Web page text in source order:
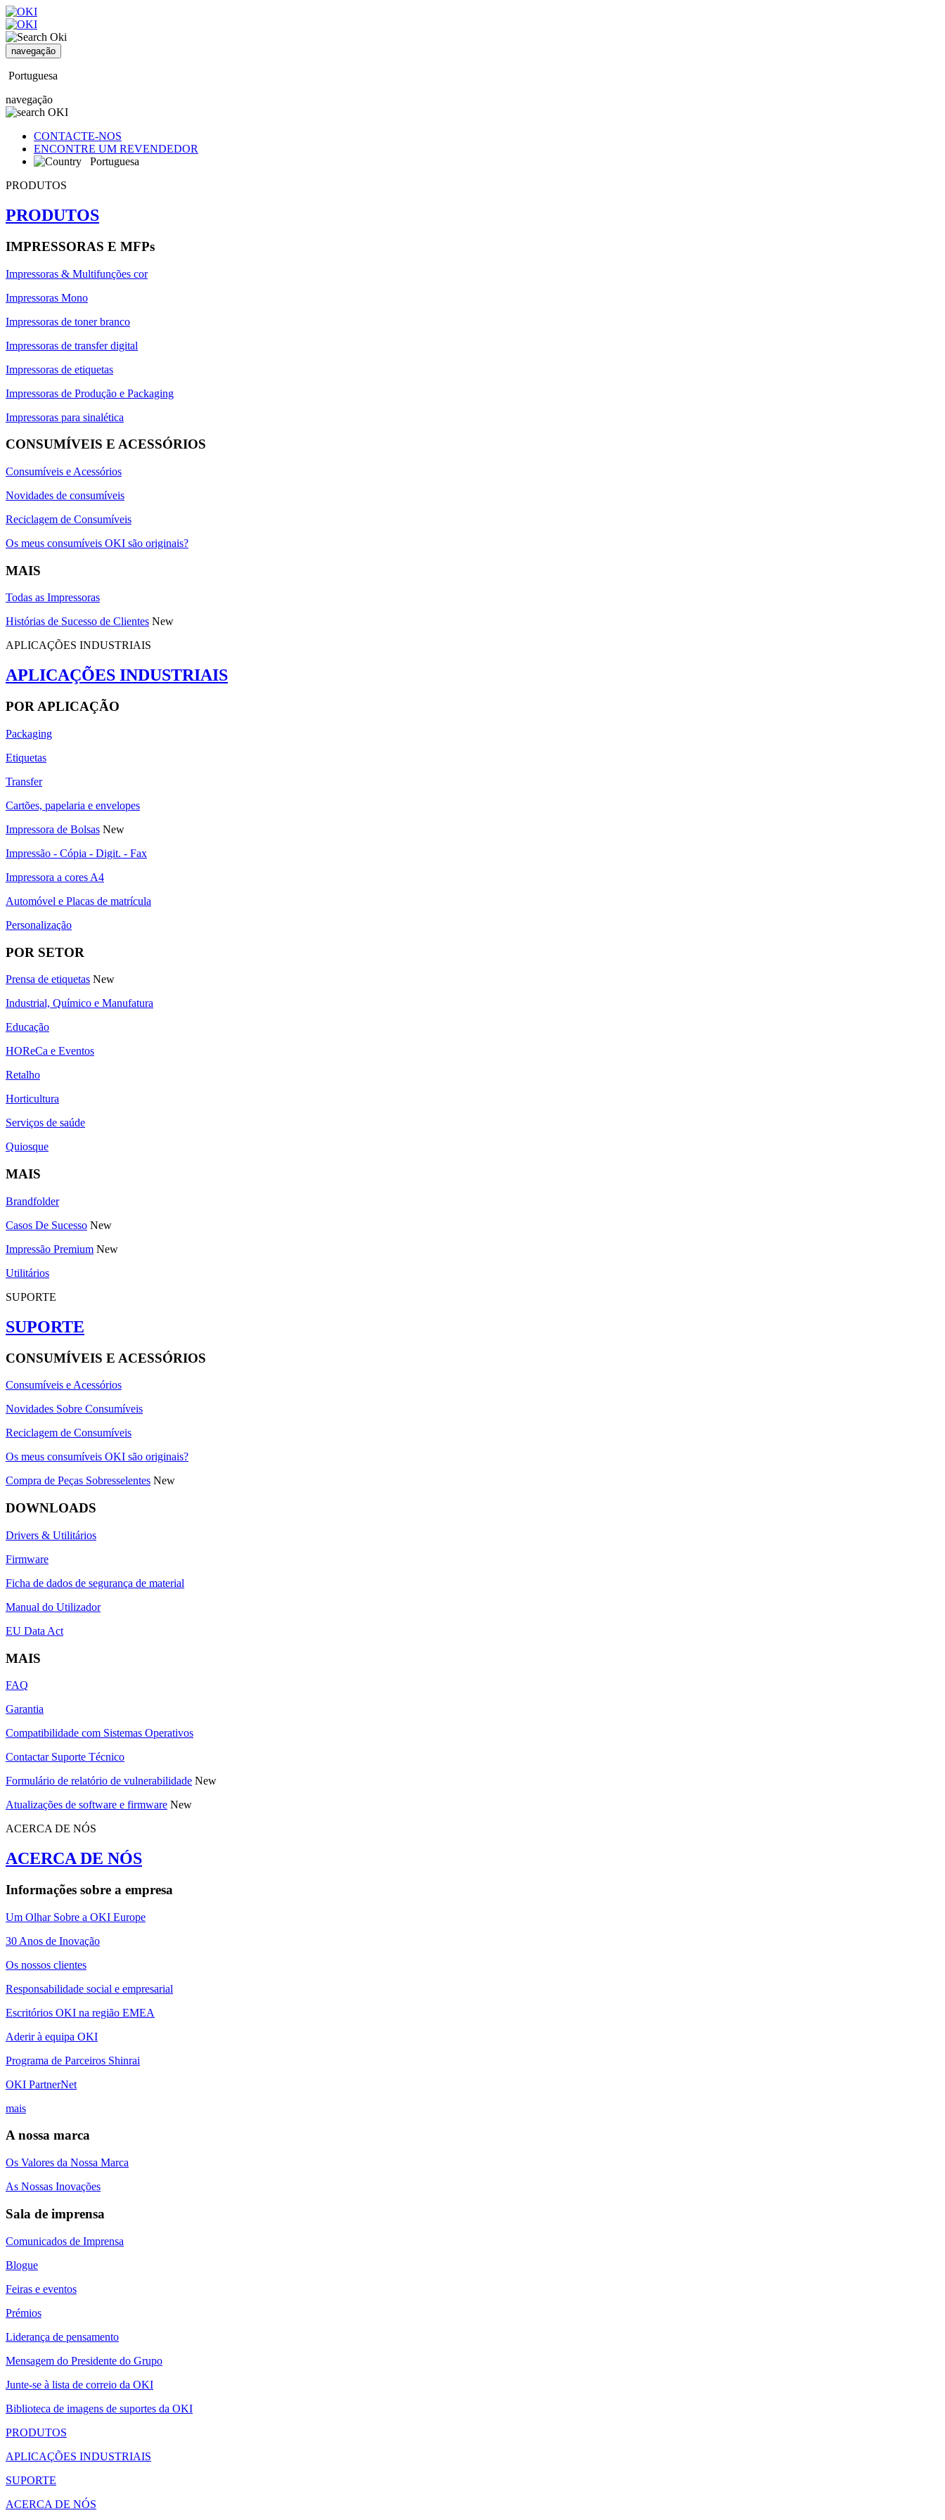
navegação
Portuguesa
navegação
CONTACTE-NOS
ENCONTRE UM REVENDEDOR
Portuguesa
PRODUTOS
PRODUTOS
IMPRESSORAS E MFPs
Impressoras & Multifunções cor
Impressoras Mono
Impressoras de toner branco
Impressoras de transfer digital
Impressoras de etiquetas
Impressoras de Produção e Packaging
Impressoras para sinalética
CONSUMÍVEIS E ACESSÓRIOS
Consumíveis e Acessórios
Novidades de consumíveis
Reciclagem de Consumíveis
Os meus consumíveis OKI são originais?
MAIS
Todas as Impressoras
Histórias de Sucesso de Clientes New
APLICAÇÕES INDUSTRIAIS
APLICAÇÕES INDUSTRIAIS
POR APLICAÇÃO
Packaging
Etiquetas
Transfer
Cartões, papelaria e envelopes
Impressora de Bolsas New
Impressão - Cópia - Digit. - Fax
Impressora a cores A4
Automóvel e Placas de matrícula
Personalização
POR SETOR
Prensa de etiquetas New
Industrial, Químico e Manufatura
Educação
HOReCa e Eventos
Retalho
Horticultura
Serviços de saúde
Quiosque
MAIS
Brandfolder
Casos De Sucesso New
Impressão Premium New
Utilitários
SUPORTE
SUPORTE
CONSUMÍVEIS E ACESSÓRIOS
Consumíveis e Acessórios
Novidades Sobre Consumíveis
Reciclagem de Consumíveis
Os meus consumíveis OKI são originais?
Compra de Peças Sobresselentes New
DOWNLOADS
Drivers & Utilitários
Firmware
Ficha de dados de segurança de material
Manual do Utilizador
EU Data Act
MAIS
FAQ
Garantia
Compatibilidade com Sistemas Operativos
Contactar Suporte Técnico
Formulário de relatório de vulnerabilidade New
Atualizações de software e firmware New
ACERCA DE NÓS
ACERCA DE NÓS
Informações sobre a empresa
Um Olhar Sobre a OKI Europe
30 Anos de Inovação
Os nossos clientes
Responsabilidade social e empresarial
Escritórios OKI na região EMEA
Aderir à equipa OKI
Programa de Parceiros Shinrai
OKI PartnerNet
mais
A nossa marca
Os Valores da Nossa Marca
As Nossas Inovações
Sala de imprensa
Comunicados de Imprensa
Blogue
Feiras e eventos
Prémios
Liderança de pensamento
Mensagem do Presidente do Grupo
Junte-se à lista de correio da OKI
Biblioteca de imagens de suportes da OKI
PRODUTOS
APLICAÇÕES INDUSTRIAIS
SUPORTE
ACERCA DE NÓS